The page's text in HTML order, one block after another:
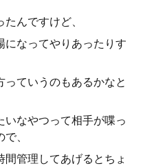
んですけど、
になってやりあったりす
ていうのもあるかなと
いなやつって相手が喋っ
、
管理してあげるとちょ